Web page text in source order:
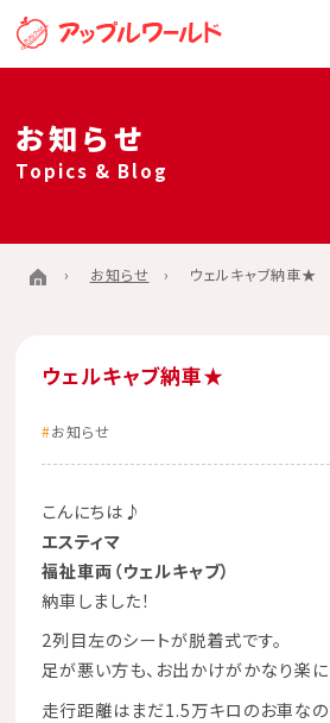
お知らせ
Topics & Blog
お知らせ ウェルキャブ納車★
ウェルキャブ納車★
お知らせ
こんにちは♪
エスティマ
福祉車両（ウェルキャブ）
納車しました！
2列目左のシートが脱着式です。
足が悪い方も、お出かけがかなり楽
走行距離はまだ1.5万キロのお車なの